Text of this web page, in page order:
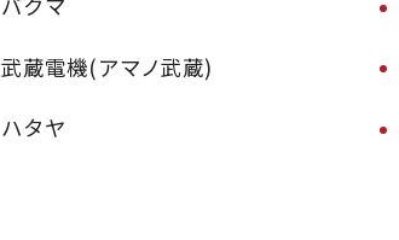
武蔵電機(アマノ武蔵)
ハタヤ